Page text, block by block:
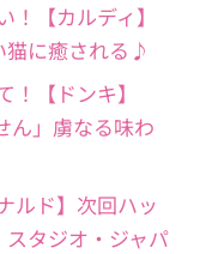
【カルディ】
猫に癒される♪
！【ドンキ】
ん」虜なる味わ
ルド】次回ハッ
タジオ・ジャパ